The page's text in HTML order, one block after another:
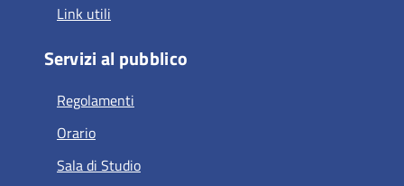
Link utili
Servizi al pubblico
Regolamenti
Orario
Sala di Studio